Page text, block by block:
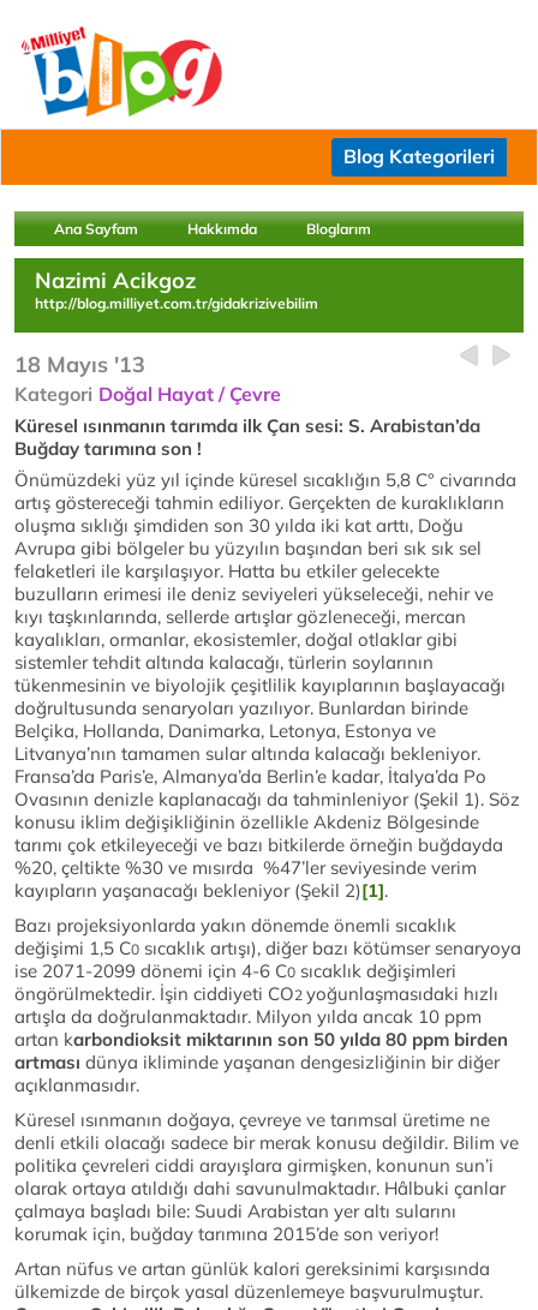
Blog Kategorileri
Ana Sayfam Hakkımda Bloglarım
Nazimi Acikgoz
http://blog.milliyet.com.tr/gidakrizivebilim
18 Mayıs '13
Kategori Doğal Hayat / Çevre
Küresel ısınmanın tarımda ilk Çan sesi: S. Arabistan’da
Buğday tarımına son !
Önümüzdeki yüz yıl içinde küresel sıcaklığın 5,8 C° civarında
artış göstereceği tahmin ediliyor. Gerçekten de kuraklıkların
oluşma sıklığı şimdiden son 30 yılda iki kat arttı, Doğu
Avrupa gibi bölgeler bu yüzyılın başından beri sık sık sel
felaketleri ile karşılaşıyor. Hatta bu etkiler gelecekte
buzulların erimesi ile deniz seviyeleri yükseleceği, nehir ve
kıyı taşkınlarında, sellerde artışlar gözleneceği, mercan
kayalıkları, ormanlar, ekosistemler, doğal otlaklar gibi
sistemler tehdit altında kalacağı, türlerin soylarının
tükenmesinin ve biyolojik çeşitlilik kayıplarının başlayacağı
doğrultusunda senaryoları yazılıyor. Bunlardan birinde
Belçika, Hollanda, Danimarka, Letonya, Estonya ve
Litvanya’nın tamamen sular altında kalacağı bekleniyor.
Fransa’da Paris’e, Almanya’da Berlin’e kadar, İtalya’da Po
Ovasının denizle kaplanacağı da tahminleniyor (Şekil 1). Söz
konusu iklim değişikliğinin özellikle Akdeniz Bölgesinde
tarımı çok etkileyeceği ve bazı bitkilerde örneğin buğdayda
%20, çeltikte %30 ve mısırda %47’ler seviyesinde verim
kayıpların yaşanacağı bekleniyor (Şekil 2)[1].
Bazı projeksiyonlarda yakın dönemde önemli sıcaklık
değişimi 1,5 C0 sıcaklık artışı), diğer bazı kötümser senaryoya
ise 2071-2099 dönemi için 4-6 C0 sıcaklık değişimleri
öngörülmektedir. İşin ciddiyeti CO2 yoğunlaşmasıdaki hızlı
artışla da doğrulanmaktadır. Milyon yılda ancak 10 ppm
artan karbondioksit miktarının son 50 yılda 80 ppm birden
artması dünya ikliminde yaşanan dengesizliğinin bir diğer
açıklanmasıdır.
Küresel ısınmanın doğaya, çevreye ve tarımsal üretime ne
denli etkili olacağı sadece bir merak konusu değildir. Bilim ve
politika çevreleri ciddi arayışlara girmişken, konunun sun’i
olarak ortaya atıldığı dahi savunulmaktadır. Hâlbuki çanlar
çalmaya başladı bile: Suudi Arabistan yer altı sularını
korumak için, buğday tarımına 2015’de son veriyor!
Artan nüfus ve artan günlük kalori gereksinimi karşısında
ülkemizde de birçok yasal düzenlemeye başvurulmuştur.